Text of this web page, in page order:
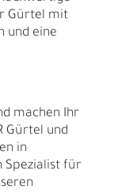
Gürtel mit
und eine
machen Ihr
Gürtel und
in
Spezialist für